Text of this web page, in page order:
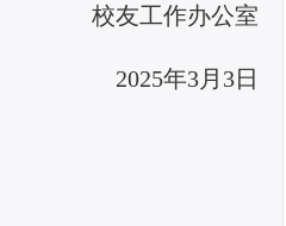
校友工作办公室
2025年3月3日